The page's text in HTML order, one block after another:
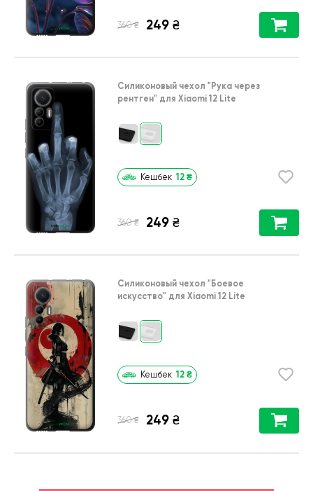
360 ₴ 249 ₴
Силиконовый чехол "Рука через
рентген" для Xiaomi 12 Lite
Кешбек 12 ₴
360 ₴ 249 ₴
Силиконовый чехол "Боевое
искусство" для Xiaomi 12 Lite
Кешбек 12 ₴
360 ₴ 249 ₴